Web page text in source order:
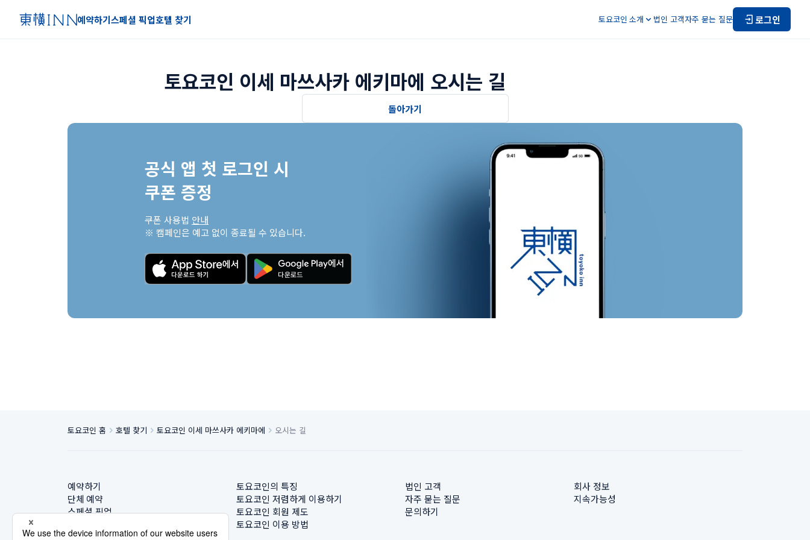
예약하기스페셜 픽업호텔 찾기 토요코인 소개 법인 고객자주 묻는 질문 로그인
토요코인 이세 마쓰사카 에키마에 오시는 길
돌아가기
공식 앱 첫 로그인 시
쿠폰 증정
쿠폰 사용법 안내
※ 캠페인은 예고 없이 종료될 수 있습니다.
토요코인 홈 호텔 찾기 토요코인 이세 마쓰사카 에키마에 오시는 길
예약하기
단체 예약
스페셜 픽업
토요코인의 특징
토요코인 저렴하게 이용하기
토요코인 회원 제도
토요코인 이용 방법
법인 고객
자주 묻는 질문
문의하기
회사 정보
지속가능성